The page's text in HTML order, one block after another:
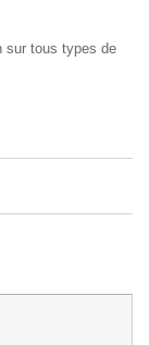
sur tous types de